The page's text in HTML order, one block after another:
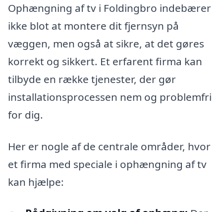
Ophængning af tv i Foldingbro indebærer
ikke blot at montere dit fjernsyn på
væggen, men også at sikre, at det gøres
korrekt og sikkert. Et erfarent firma kan
tilbyde en række tjenester, der gør
installationsprocessen nem og problemfri
for dig.
Her er nogle af de centrale områder, hvor
et firma med speciale i ophængning af tv
kan hjælpe: